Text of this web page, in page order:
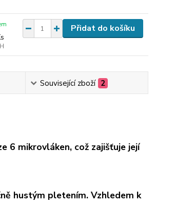
Přidat do košíku
Související zboží 2
6 mikrovláken, což zajišťuje její
hustým pletením. Vzhledem k